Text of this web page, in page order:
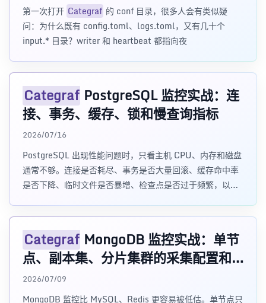
第一次打开 Categraf 的 conf 目录，很多人会有类似疑
问：为什么既有 config.toml、logs.toml，又有几十个
input.* 目录？writer 和 heartbeat 都指向夜
Categraf PostgreSQL 监控实战：连
接、事务、缓存、锁和慢查询指标
2026/07/16
PostgreSQL 出现性能问题时，只看主机 CPU、内存和磁盘
通常不够。连接是否耗尽、事务是否大量回滚、缓存命中率
是否下降、临时文件是否暴增、检查点是否过于频繁，以及
Categraf MongoDB 监控实战：单节
点、副本集、分片集群的采集配置和
大盘
2026/07/09
MongoDB 监控比 MySQL、Redis 更容易被低估。单节点只